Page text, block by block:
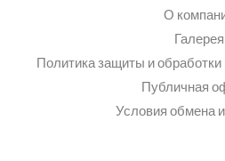
О
Галерея
Политика защиты и
Публичная
Условия обмена